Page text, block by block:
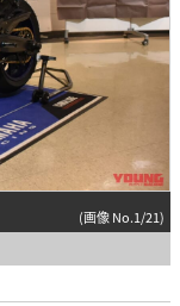
(画像 No.1/21)